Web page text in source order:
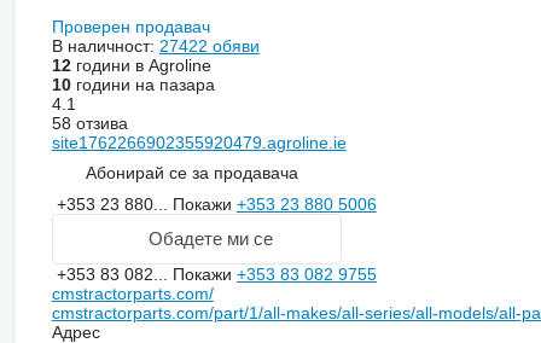
Проверен продавач
В наличност: 27422 обяви
12години в Agroline
10години на пазара
4.1
58 отзива
site1762266902355920479.agroline.ie
Абонирай се за продавача
+353 23 880... Покажи +353 23 880 5006
Обадете ми се
+353 83 082... Покажи +353 83 082 9755
cmstractorparts.com/
cmstractorparts.com/part/1/all-makes/all-series/all-models/all-
Адрес